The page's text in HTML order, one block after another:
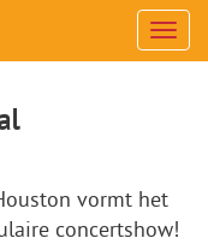
Menu
vormt het
concertshow!